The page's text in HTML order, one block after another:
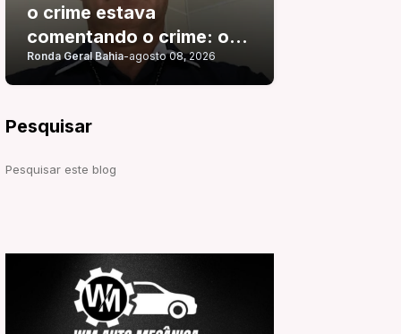
o crime estava
comentando o crime: o
delegado de polícia foi
preso por usar um
adulterada.
Ronda Geral Bahia-agosto 08, 2026
Pesquisar